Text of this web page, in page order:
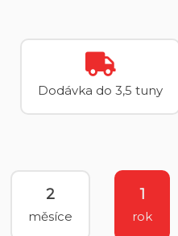
Dodávka do 3,5 tuny
2
měsíce
1
rok